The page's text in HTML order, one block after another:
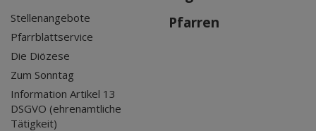
Stellenangebote
Pfarrblattservice
Die Diözese
Zum Sonntag
Information Artikel 13
DSGVO (ehrenamtliche
Tätigkeit)
Pfarren